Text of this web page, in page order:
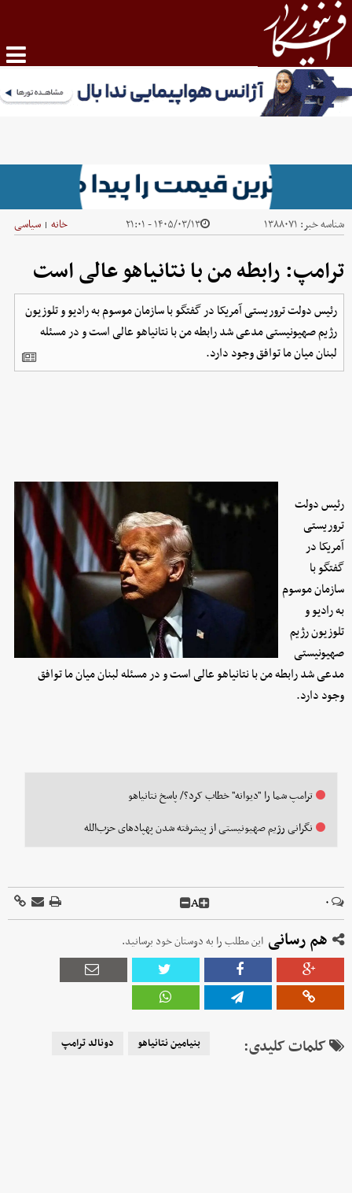
شناسه خبر: ۱۳۸۸۰۷۱ ۱۴۰۵/۰۳/۱۳ - ۲۱:۰۱ خانه | سیاسی
ترامپ: رابطه من با نتانیاهو عالی است
رئیس دولت تروریستی آمریکا در گفتگو با سازمان موسوم به رادیو و تلوزیون
رژیم صهیونیستی مدعی شد رابطه من با نتانیاهو عالی است و در مسئله
لبنان میان ما توافق وجود دارد.
رئیس دولت
تروریستی
آمریکا در
گفتگو با
سازمان موسوم
به رادیو و
تلوزیون رژیم
صهیونیستی
مدعی شد رابطه من با نتانیاهو عالی است و در مسئله لبنان میان ما توافق
وجود دارد.
ترامپ شما را "دیوانه" خطاب کرد؟/ پاسخ نتانیاهو
نگرانی رژیم صهیونیستی از پیشرفته شدن پهپادهای حزب‌الله
۰ A
هم رسانی این مطلب را به دوستان خود برسانید.
کلمات کلیدی: بنیامین نتانیاهو دونالد ترامپ